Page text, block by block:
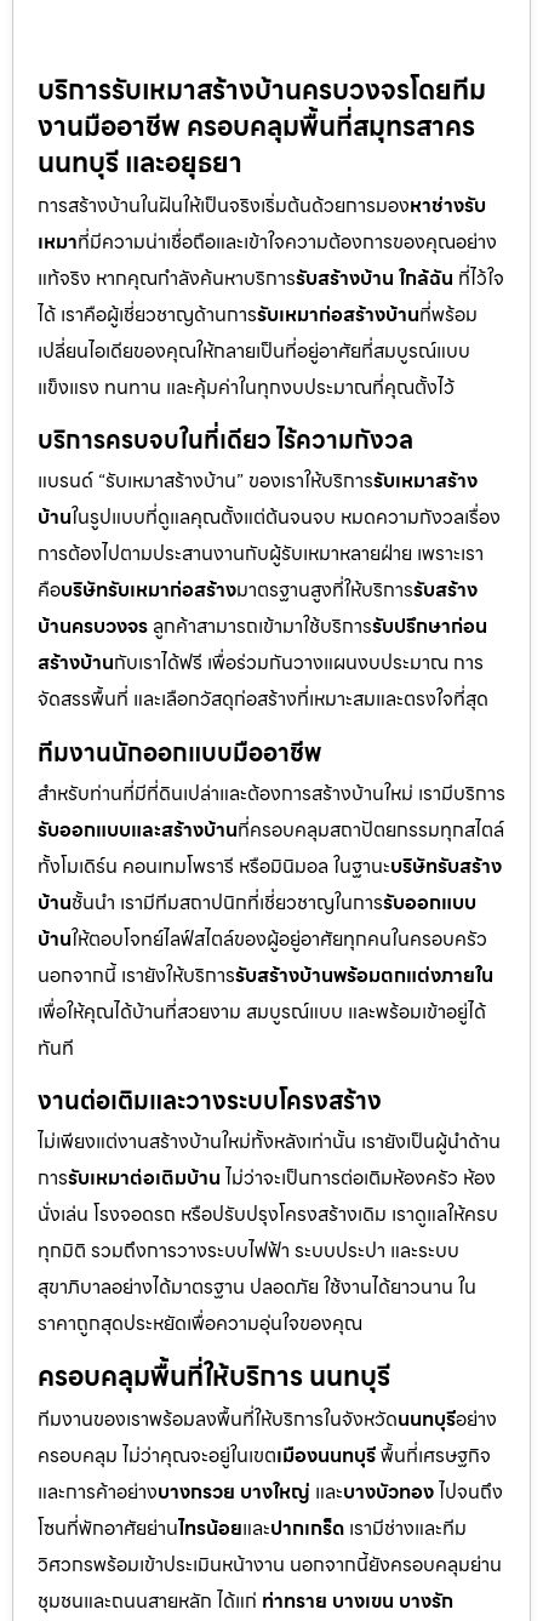
บริการรับเหมาสร้างบ้านครบวงจรโดยทีม
งานมืออาชีพ ครอบคลุมพื้นที่สมุทรสาคร
นนทบุรี และอยุธยา
การสร้างบ้านในฝันให้เป็นจริงเริ่มต้นด้วยการมองหาช่างรับ
เหมาที่มีความน่าเชื่อถือและเข้าใจความต้องการของคุณอย่าง
แท้จริง หากคุณกำลังค้นหาบริการรับสร้างบ้าน ใกล้ฉัน ที่ไว้ใจ
ได้ เราคือผู้เชี่ยวชาญด้านการรับเหมาก่อสร้างบ้านที่พร้อม
เปลี่ยนไอเดียของคุณให้กลายเป็นที่อยู่อาศัยที่สมบูรณ์แบบ
แข็งแรง ทนทาน และคุ้มค่าในทุกงบประมาณที่คุณตั้งไว้
บริการครบจบในที่เดียว ไร้ความกังวล
แบรนด์ “รับเหมาสร้างบ้าน” ของเราให้บริการรับเหมาสร้าง
บ้านในรูปแบบที่ดูแลคุณตั้งแต่ต้นจนจบ หมดความกังวลเรื่อง
การต้องไปตามประสานงานกับผู้รับเหมาหลายฝ่าย เพราะเรา
คือบริษัทรับเหมาก่อสร้างมาตรฐานสูงที่ให้บริการรับสร้าง
บ้านครบวงจร ลูกค้าสามารถเข้ามาใช้บริการรับปรึกษาก่อน
สร้างบ้านกับเราได้ฟรี เพื่อร่วมกันวางแผนงบประมาณ การ
จัดสรรพื้นที่ และเลือกวัสดุก่อสร้างที่เหมาะสมและตรงใจที่สุด
ทีมงานนักออกแบบมืออาชีพ
สำหรับท่านที่มีที่ดินเปล่าและต้องการสร้างบ้านใหม่ เรามีบริการ
รับออกแบบและสร้างบ้านที่ครอบคลุมสถาปัตยกรรมทุกสไตล์
ทั้งโมเดิร์น คอนเทมโพรารี หรือมินิมอล ในฐานะบริษัทรับสร้าง
บ้านชั้นนำ เรามีทีมสถาปนิกที่เชี่ยวชาญในการรับออกแบบ
บ้านให้ตอบโจทย์ไลฟ์สไตล์ของผู้อยู่อาศัยทุกคนในครอบครัว
นอกจากนี้ เรายังให้บริการรับสร้างบ้านพร้อมตกแต่งภายใน
เพื่อให้คุณได้บ้านที่สวยงาม สมบูรณ์แบบ และพร้อมเข้าอยู่ได้
ทันที
งานต่อเติมและวางระบบโครงสร้าง
ไม่เพียงแต่งานสร้างบ้านใหม่ทั้งหลังเท่านั้น เรายังเป็นผู้นำด้าน
การรับเหมาต่อเติมบ้าน ไม่ว่าจะเป็นการต่อเติมห้องครัว ห้อง
นั่งเล่น โรงจอดรถ หรือปรับปรุงโครงสร้างเดิม เราดูแลให้ครบ
ทุกมิติ รวมถึงการวางระบบไฟฟ้า ระบบประปา และระบบ
สุขาภิบาลอย่างได้มาตรฐาน ปลอดภัย ใช้งานได้ยาวนาน ใน
ราคาถูกสุดประหยัดเพื่อความอุ่นใจของคุณ
ครอบคลุมพื้นที่ให้บริการ นนทบุรี
ทีมงานของเราพร้อมลงพื้นที่ให้บริการในจังหวัดนนทบุรีอย่าง
ครอบคลุม ไม่ว่าคุณจะอยู่ในเขตเมืองนนทบุรีพื้นที่เศรษฐกิจ
และการค้าอย่างบางกรวย บางใหญ่ และบางบัวทองไปจนถึง
โซนที่พักอาศัยย่านไทรน้อยและปากเกร็ด เรามีช่างและทีม
วิศวกรพร้อมเข้าประเมินหน้างาน นอกจากนี้ยังครอบคลุมย่าน
ชุมชนและถนนสายหลัก ได้แก่ ท่าทราย บางเขน บางรัก